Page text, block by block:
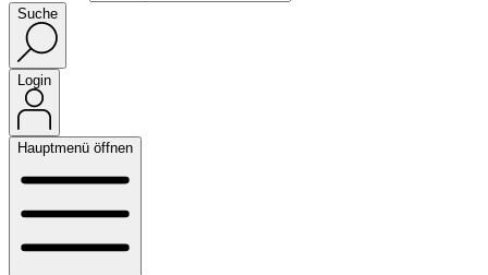
Suche
Login
Hauptmenü öffnen